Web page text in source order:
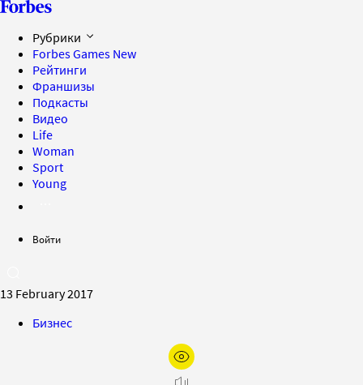
Рубрики
Forbes Games New
Рейтинги
Франшизы
Подкасты
Видео
Life
Woman
Sport
Young
Войти
13 February 2017
Бизнес